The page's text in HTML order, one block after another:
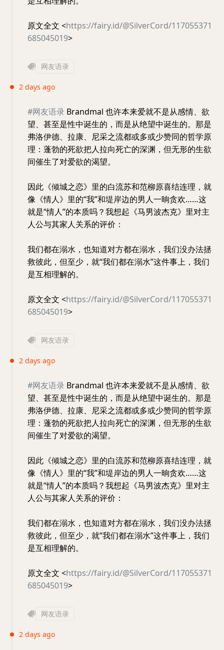
原文全文 <https://fairy.id/@SilverCord/117055371
685045019>
网友语录
2 days ago
#网友语录 Brandmal 也许本来爱就不是从感情、欲
望、甚至是性中诞生的，而是从绝望中诞生的。那是
弗洛伊德、拉康、尼采之流都或多或少赞同的哲学原
理：蓬勃的死欲把人拉向死亡的深渊，但无形的生欲
间催生了对爱欲的渴望。
因此《倾城之恋》里的白流苏和范柳原喜结连理，就
像《情人》里的“我”和堤岸边的男人一晌贪欢……这
就是“情人”的本质吗？我想起《马男波杰克》里对主
人公与其家人关系的评价：
我们都在溺水，也知道对方都在溺水，我们没办法拯
救彼此，但至少，就“我们都在溺水”这件事上，我们
是互相理解的。
原文全文 <https://fairy.id/@SilverCord/117055371
685045019>
网友语录
2 days ago
#网友语录 Brandmal 也许本来爱就不是从感情、欲
望、甚至是性中诞生的，而是从绝望中诞生的。那是
弗洛伊德、拉康、尼采之流都或多或少赞同的哲学原
理：蓬勃的死欲把人拉向死亡的深渊，但无形的生欲
间催生了对爱欲的渴望。
因此《倾城之恋》里的白流苏和范柳原喜结连理，就
像《情人》里的“我”和堤岸边的男人一晌贪欢……这
就是“情人”的本质吗？我想起《马男波杰克》里对主
人公与其家人关系的评价：
我们都在溺水，也知道对方都在溺水，我们没办法拯
救彼此，但至少，就“我们都在溺水”这件事上，我们
是互相理解的。
原文全文 <https://fairy.id/@SilverCord/117055371
685045019>
网友语录
2 days ago